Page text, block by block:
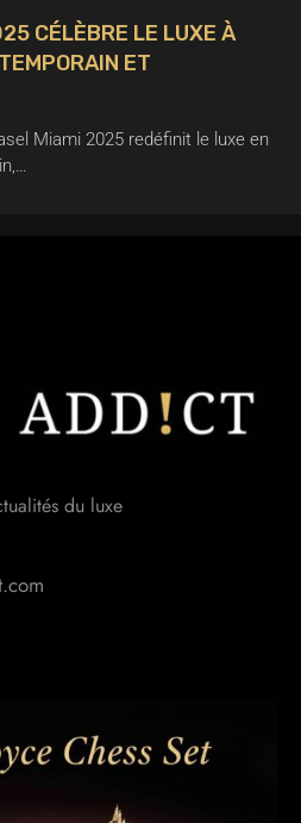
CÉLÈBRE LE LUXE À
ET
Miami 2025 redéfinit le luxe en
du luxe